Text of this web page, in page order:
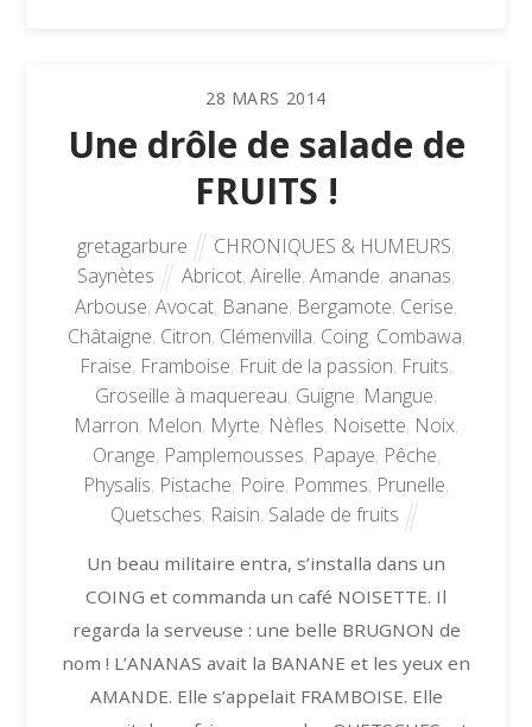
28 MARS 2014
Une drôle de salade de
FRUITS !
gretagarbure CHRONIQUES & HUMEURS,
Saynètes
Abricot, Airelle, Amande, ananas,
Arbouse, Avocat, Banane, Bergamote, Cerise,
Châtaigne, Citron, Clémenvilla, Coing, Combawa,
Fraise, Framboise, Fruit de la passion, Fruits,
Groseille à maquereau, Guigne, Mangue,
Marron, Melon, Myrte, Nèfles, Noisette, Noix,
Orange, Pamplemousses, Papaye, Pêche,
Physalis, Pistache, Poire, Pommes, Prunelle,
Quetsches, Raisin, Salade de fruits
Un beau militaire entra, s’installa dans un
COING et commanda un café NOISETTE. Il
regarda la serveuse : une belle BRUGNON de
nom ! L’ANANAS avait la BANANE et les yeux en
AMANDE. Elle s’appelait FRAMBOISE. Elle